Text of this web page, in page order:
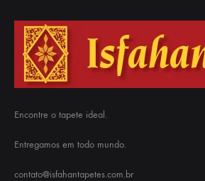
Encontre o tapete ideal.
Entregamos em todo mundo.
contato@isfahantapetes.com.br